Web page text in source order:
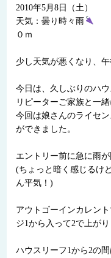
2010年5月8日（土）
天気：曇り時々雨
気
０ｍ
少し天気が悪くなり、
今日は、久しぶりのハ
リピーターご家族と一緒
今回は娘さんのライセ
ができました。
エントリー前に急に雨
(ちょっと暗く感じるけ
ん平気！)
アウトゴーインカレン
ジ1から入って2で上が
ハウスリーフ1から2の